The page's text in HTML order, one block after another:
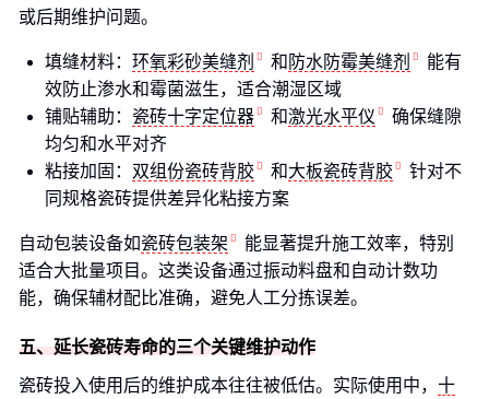
或后期维护问题。
填缝材料： 环氧彩砂美缝剂 和 防水防霉美缝剂
能有
效防止渗水和霉菌滋生，适合潮湿区域
铺贴辅助： 瓷砖十字定位器 和激光水平仪
确保缝隙
均匀和水平对齐
粘接加固： 双组份瓷砖背胶 和大板瓷砖背胶
针对不
同规格瓷砖提供差异化粘接方案
自动包装设备如瓷砖包装架
能显著提升施工效率，特别
适合大批量项目。这类设备通过振动料盘和自动计数功
能，确保辅材配比准确，避免人工分拣误差。
五、延长瓷砖寿命的三个关键维护动作
瓷砖投入使用后的维护成本往往被低估。实际使用中， 十